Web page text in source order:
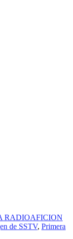
RADIOAFICION
de SSTV, Primera